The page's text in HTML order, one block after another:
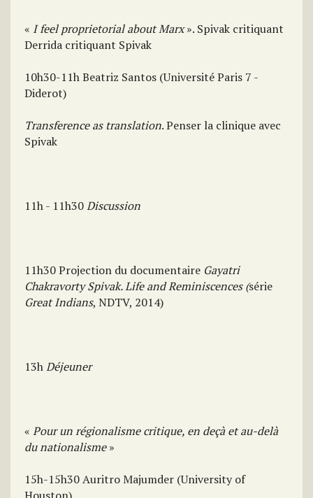
« I feel proprietorial about Marx». Spivak critiquant
Derrida critiquant Spivak
10h30-11h Beatriz Santos (Université Paris 7 -
Diderot)
Transference as translation. Penser la clinique avec
Spivak
11h - 11h30Discussion
11h30 Projection du documentaire Gayatri
Chakravorty Spivak. Life and Reminiscences (série
Great Indians, NDTV, 2014)
13hDéjeuner
« Pour un régionalisme critique, en deçà et au-delà
du nationalisme»
15h-15h30 Auritro Majumder (University of